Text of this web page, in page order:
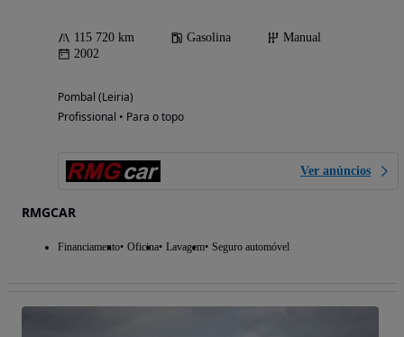
115 720 km Gasolina
Manual
2002
Pombal (Leiria)
Profissional • Para o topo
Ver anúncios
RMGCAR
Financiamento Oficina Lavagem Seguro automóvel